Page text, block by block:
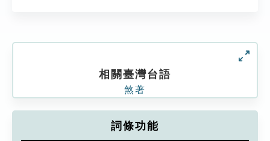
相關臺灣台語
煞著
詞條功能